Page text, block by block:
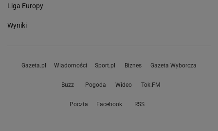
Liga Europy
Wyniki
Gazeta.pl Wiadomości Sport.pl Biznes Gazeta Wyborcza
Buzz Pogoda Wideo Tok.FM
Poczta Facebook RSS